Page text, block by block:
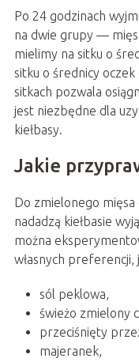
Po 24 godzinach
na dwie grupy —
mielimy na sitku o
sitku o średnicy
sitkach pozwala
jest niezbędne dla
kiełbasy.
Jakie
Do zmielonego
nadadzą kiełbasie
można
własnych preferencji,
sól peklowa,
świeżo zmielony
przeciśnięty
majeranek,